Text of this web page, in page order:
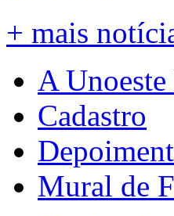
+ mais
A
Cadastro
Mural de